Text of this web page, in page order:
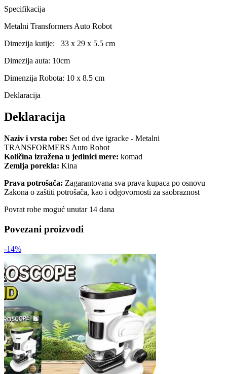
Specifikacija
Metalni Transformers Auto Robot
Dimezija kutije: 33 x 29 x 5.5 cm
Dimezija auta: 10cm
Dimenzija Robota: 10 x 8.5 cm
Deklaracija
Deklaracija
Naziv i vrsta robe: Set od dve igracke - Metalni
TRANSFORMERS Auto Robot
Količina izražena u jedinici mere: komad
Zemlja porekla: Kina
Prava potrošača: Zagarantovana sva prava kupaca po osnovu
Zakona o zaštiti potrošača, kao i odgovornosti za saobraznost
Povrat robe moguć unutar 14 dana
Povezani proizvodi
-14%